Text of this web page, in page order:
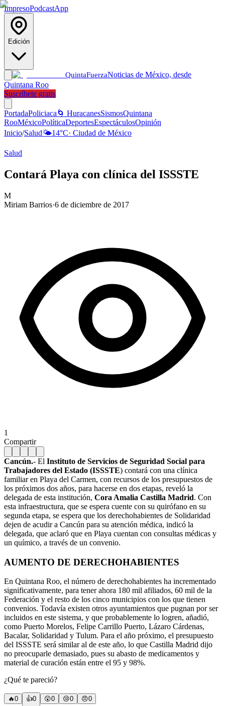
ImpresoPodcastApp
Edición
QuintaFuerzaNoticias de México, desde
Quintana Roo
Suscríbete gratis
PortadaPoliciaca 🌀 HuracanesSismosQuintana
RooMéxicoPolíticaDeportesEspectáculosOpinión
Inicio/Salud🌤️14°C· Ciudad de México
Salud
Contará Playa con clínica del ISSSTE
M
Miriam Barrios·6 de diciembre de 2017
1
Compartir
Cancún.- El Instituto de Servicios de Seguridad Social para
Trabajadores del Estado (ISSSTE) contará con una clínica
familiar en Playa del Carmen, con recursos de los presupuestos de
los próximos dos años, para hacerse en dos etapas, reveló la
delegada de esta institución, Cora Amalia Castilla Madrid. Con
esta infraestructura, que se espera cuente con su quirófano en su
segunda etapa, se espera que los derechohabientes de Solidaridad
dejen de acudir a Cancún para su atención médica, indicó la
delegada, que aclaró que en Playa cuentan con consultas médicas y
un químico, a través de un convenio.
AUMENTO DE DERECHOHABIENTES
En Quintana Roo, el número de derechohabientes ha incrementado
significativamente, para tener ahora 180 mil afiliados, 60 mil de la
Federación y el resto de los cinco municipios con los que tienen
convenios. Todavía existen otros ayuntamientos que pugnan por ser
incluidos en este sistema, y que probablemente lo logren, añadió,
como Puerto Morelos, Felipe Carrillo Puerto, Lázaro Cárdenas,
Bacalar, Solidaridad y Tulum. Para el año próximo, el presupuesto
del ISSSTE será similar al de este año, lo que Castilla Madrid dijo
no preocuparle demasiado, pues su abasto de medicamentos y
material de curación están entre el 95 y 98%.
¿Qué te pareció?
🔥0 👍0 😲0 😢0 😠0